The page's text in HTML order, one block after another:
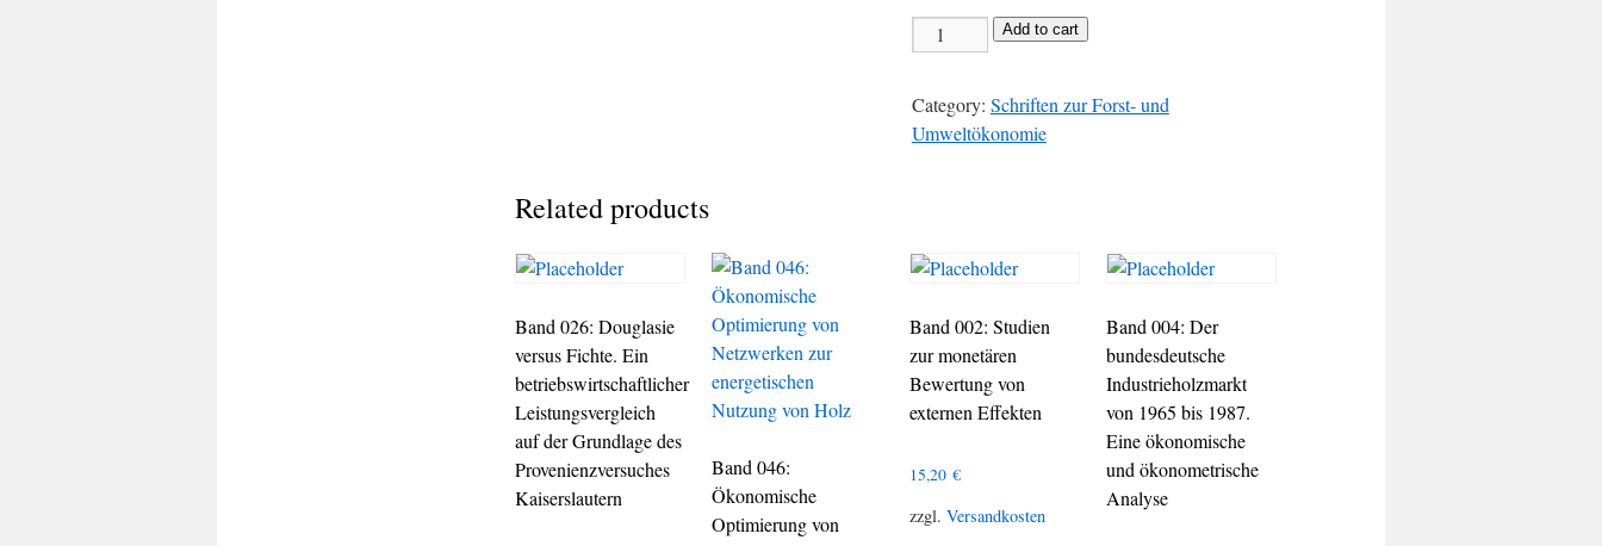
Add to cart
Category: Schriften zur Forst- und
Umweltökonomie
Related products
Band 026: Douglasie
versus Fichte. Ein
betriebswirtschaftlicher
Leistungsvergleich
auf der Grundlage des
Provenienzversuches
Kaiserslautern
Band 046:
Ökonomische
Optimierung von
Band 002: Studien
zur monetären
Bewertung von
externen Effekten
15,20 €
zzgl. Versandkosten
Band 004: Der
bundesdeutsche
Industrieholzmarkt
von 1965 bis 1987.
Eine ökonomische
und ökonometrische
Analyse